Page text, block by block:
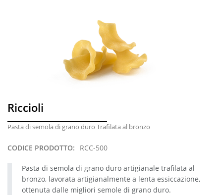
Riccioli
Pasta di semola di grano duro Trafilata al bronzo
CODICE PRODOTTO: RCC-500
Pasta di semola di grano duro artigianale trafilata al
bronzo, lavorata artigianalmente a lenta essiccazione,
ottenuta dalle migliori semole di grano duro.